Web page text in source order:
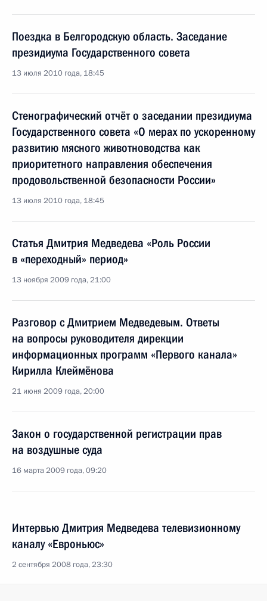
Поездка в Белгородскую область. Заседание
президиума Государственного совета
13 июля 2010 года, 18:45
Стенографический отчёт о заседании президиума
Государственного совета «О мерах по ускоренному
развитию мясного животноводства как
приоритетного направления обеспечения
продовольственной безопасности России»
13 июля 2010 года, 18:45
Статья Дмитрия Медведева «Роль России
в «переходный» период»
13 ноября 2009 года, 21:00
Разговор с Дмитрием Медведевым. Ответы
на вопросы руководителя дирекции
информационных программ «Первого канала»
Кирилла Клеймёнова
21 июня 2009 года, 20:00
Закон о государственной регистрации прав
на воздушные суда
16 марта 2009 года, 09:20
Интервью Дмитрия Медведева телевизионному
каналу «Евроньюс»
2 сентября 2008 года, 23:30